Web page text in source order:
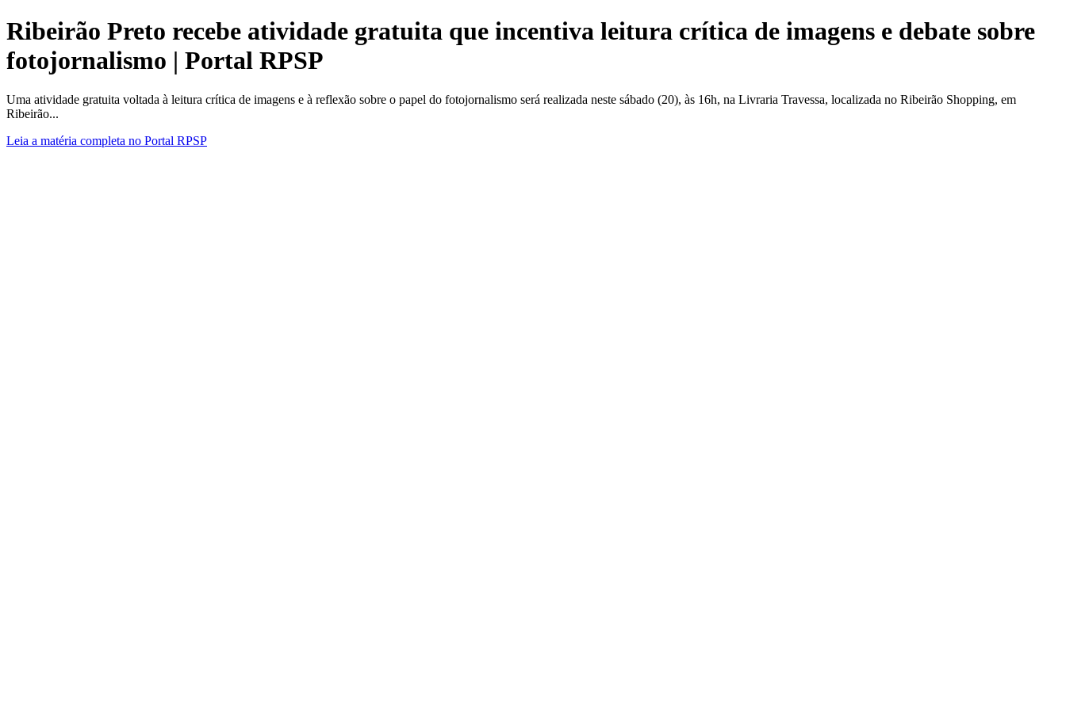
Ribeirão Preto recebe atividade gratuita que incentiva leitura crítica de imagens e debate sobre
fotojornalismo | Portal RPSP
Uma atividade gratuita voltada à leitura crítica de imagens e à reflexão sobre o papel do fotojornalismo será realizada neste sábado (20), às 16h, na Livraria Travessa, localizada no Ribeirão Shopping, em
Ribeirão...
Leia a matéria completa no Portal RPSP